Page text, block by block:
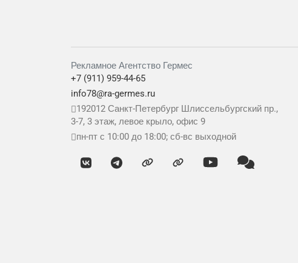
Рекламное Агентство Гермес
+7 (911) 959-44-65
info78@ra-germes.ru
192012 Санкт-Петербург Шлиссельбургский пр.,
3-7, 3 этаж, левое крыло, офис 9
пн-пт с 10:00 до 18:00; сб-вс выходной